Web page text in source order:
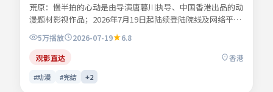
荒原：慢半拍的心动是由导演唐暮川执导、中国香港出品的动
漫题材影视作品；2026年7月19日起陆续登陆院线及网络平
台。主演许临渊、景行止、宋慕青、傅景澜等共同诠释一段充
满转折的人物命运。影像风格克制，留白处反而是情绪最浓烈
的部分。适合检索「动漫电影」「中国香港影片」「2026年
上映」等关键词的观众收藏。
5万播放 2026-07-19
6.8
观影直达
香港
#动漫 #完结 +2